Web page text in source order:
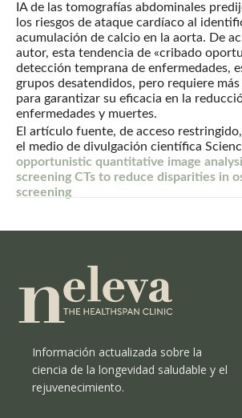
IA de las tomografías abdominales
los riesgos de ataque cardíaco al
acumulación de calcio en la aorta. De
autor, esta tendencia de «cribado
detección temprana de enfermedades,
grupos desatendidos, pero requiere
para garantizar su eficacia en la
enfermedades y muertes.
El artículo fuente, de acceso
el medio de divulgación científica
opportunistic quantitative image
screening CTs to reduce disparities in
screening
Información actualizada sobre la
ciencia de la longevidad saludable y el
rejuvenecimiento.